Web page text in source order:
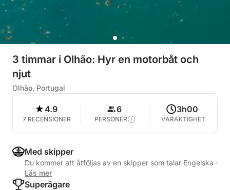
3 timmar i Olhão: Hyr en motorbåt och
njut
Olhão, Portugal
4.9
7 RECENSIONER
6
PERSONER
3h00
VARAKTIGHET
Med skipper
Du kommer att åtföljas av en skipper som talar Engelska ·
Läs mer
Superägare